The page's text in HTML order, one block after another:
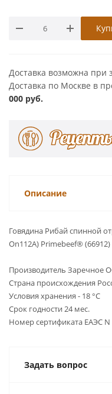
Доставка возможна при
Доставка по Москве в
000 руб.
Описание
Говядина Рибай спинной
On112А) Primebeef®
Производитель Заречное
Страна происхождения
Условия хранения - 18 °С
Срок годности 24 мес.
Номер сертификата ЕАЭС N
Задать вопрос